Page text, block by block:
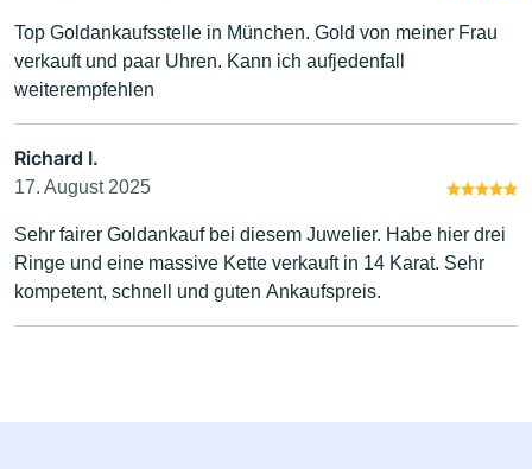
Top Goldankaufsstelle in München. Gold von meiner Frau
verkauft und paar Uhren. Kann ich aufjedenfall
weiterempfehlen
Richard I.
17. August 2025
Sehr fairer Goldankauf bei diesem Juwelier. Habe hier drei
Ringe und eine massive Kette verkauft in 14 Karat. Sehr
kompetent, schnell und guten Ankaufspreis.